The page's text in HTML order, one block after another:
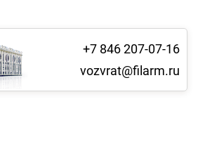
+7 846 207-07-16
vozvrat@filarm.ru